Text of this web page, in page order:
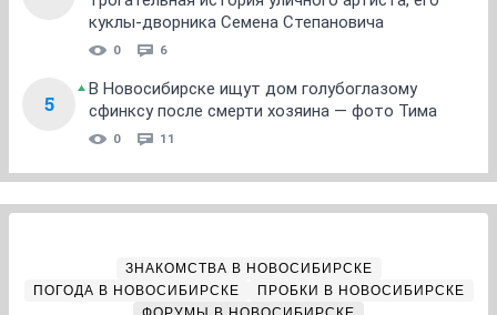
куклы-дворника Семена Степановича
0 6
5
В Новосибирске ищут дом голубоглазому
сфинксу после смерти хозяина — фото Тима
0 11
ЗНАКОМСТВА В НОВОСИБИРСКЕ
ПОГОДА В НОВОСИБИРСКЕ
ПРОБКИ В НОВОСИБИРСКЕ